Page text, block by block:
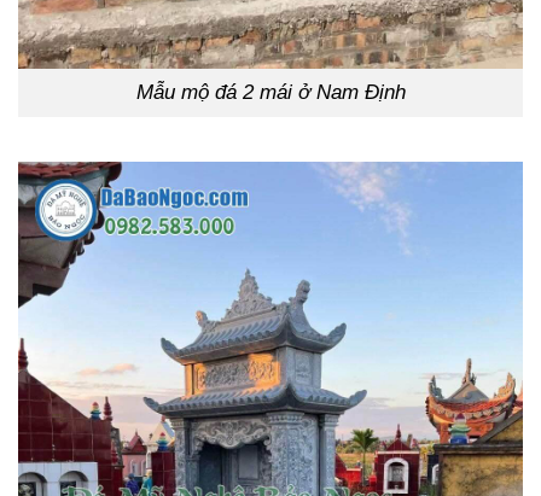
Mẫu mộ đá 2 mái ở Nam Định